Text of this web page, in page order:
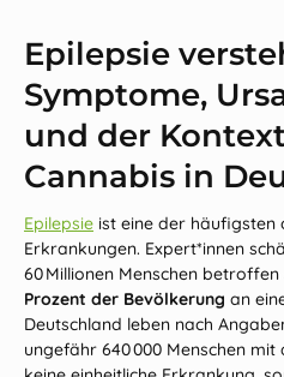
Epilepsie
Symptome,
und der
Cannabis in
Epilepsie ist eine der häufigsten
Erkrankungen. Expert*innen
60 Millionen Menschen
Prozent der Bevölkerung an
Deutschland leben nach
ungefähr 640 000 Menschen